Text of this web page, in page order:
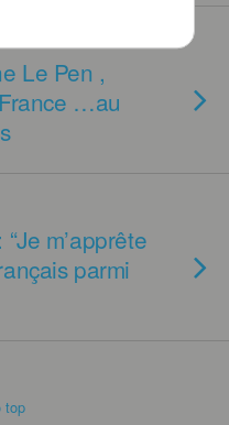
Le Pen ,
…au
m’apprête
parmi
top